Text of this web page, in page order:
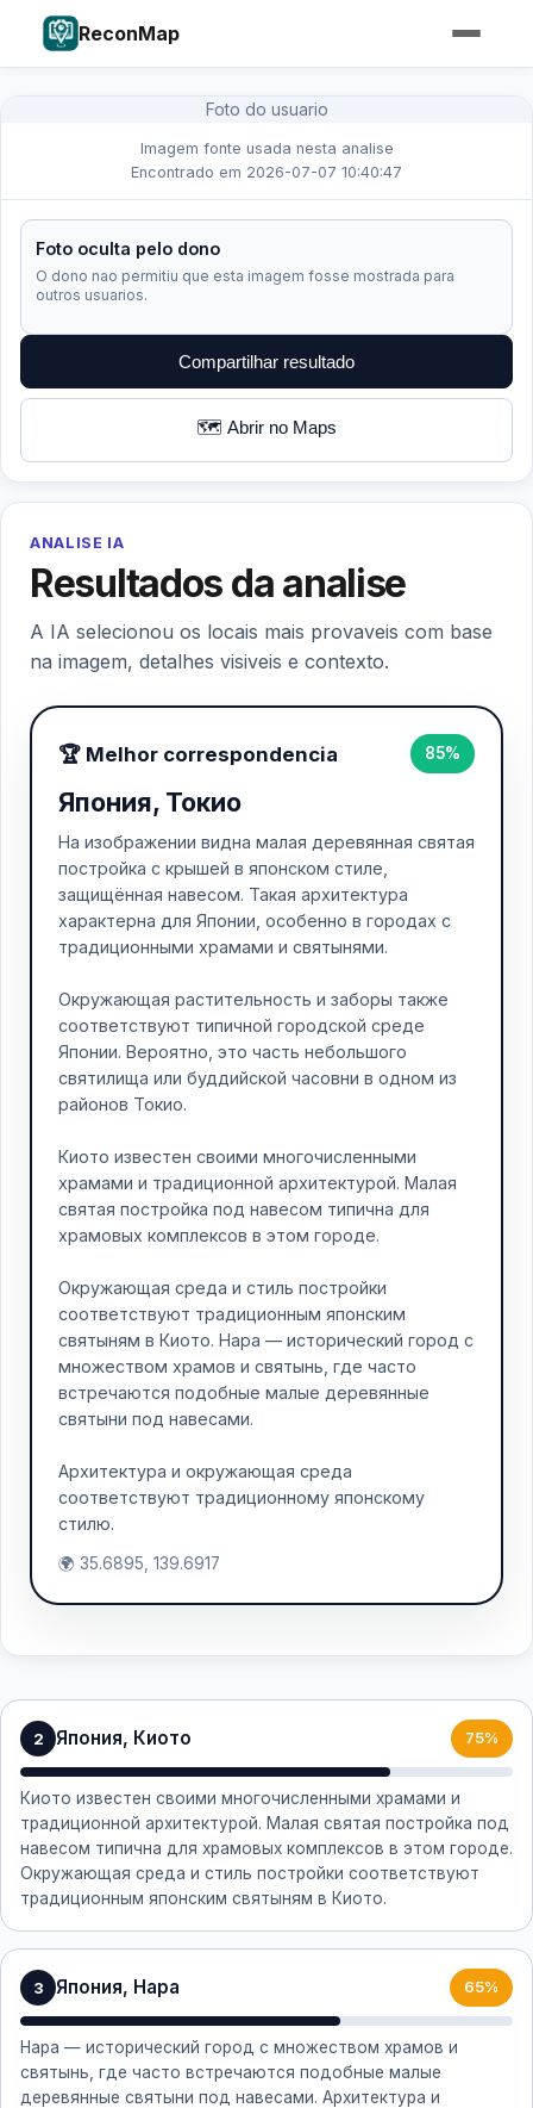
ReconMap
Foto do usuario
Imagem fonte usada nesta analise
Encontrado em 2026-07-07 10:40:47
Foto oculta pelo dono
O dono nao permitiu que esta imagem fosse mostrada para
outros usuarios.
Compartilhar resultado
🗺️ Abrir no Maps
ANALISE IA
Resultados da analise
A IA selecionou os locais mais provaveis com base
na imagem, detalhes visiveis e contexto.
🏆 Melhor correspondencia 85%
Япония, Токио
На изображении видна малая деревянная святая
постройка с крышей в японском стиле,
защищённая навесом. Такая архитектура
характерна для Японии, особенно в городах с
традиционными храмами и святынями.
Окружающая растительность и заборы также
соответствуют типичной городской среде
Японии. Вероятно, это часть небольшого
святилища или буддийской часовни в одном из
районов Токио.
Киото известен своими многочисленными
храмами и традиционной архитектурой. Малая
святая постройка под навесом типична для
храмовых комплексов в этом городе.
Окружающая среда и стиль постройки
соответствуют традиционным японским
святыням в Киото. Нара — исторический город с
множеством храмов и святынь, где часто
встречаются подобные малые деревянные
святыни под навесами.
Архитектура и окружающая среда
соответствуют традиционному японскому
стилю.
🌍 35.6895, 139.6917
2 Япония, Киото 75%
Киото известен своими многочисленными храмами и
традиционной архитектурой. Малая святая постройка под
навесом типична для храмовых комплексов в этом городе.
Окружающая среда и стиль постройки соответствуют
традиционным японским святыням в Киото.
3 Япония, Нара 65%
Нара — исторический город с множеством храмов и
святынь, где часто встречаются подобные малые
деревянные святыни под навесами. Архитектура и